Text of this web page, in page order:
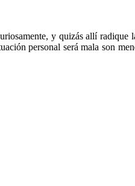
y quizás allí
personal será mala son